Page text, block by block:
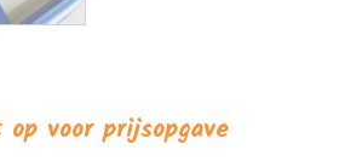
voor prijsopgave